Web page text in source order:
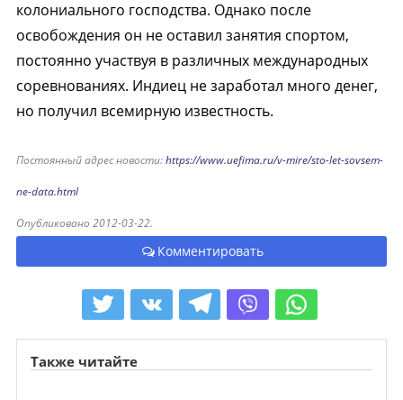
колониального господства. Однако после
освобождения он не оставил занятия спортом,
постоянно участвуя в различных международных
соревнованиях. Индиец не заработал много денег,
но получил всемирную известность.
Постоянный адрес новости:https://www.uefima.ru/v-mire/sto-let-sovsem-
ne-data.html
Опубликовано 2012-03-22.
Комментировать
Также читайте